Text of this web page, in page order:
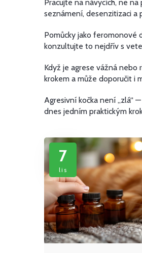
Pracujte na návycích, ne
seznámení, desenzitizaci a
Pomůcky jako feromonové
konzultujte to nejdřív s
Když je agrese vážná
krokem a může doporučit i
Agresivní kočka není „zlá“
dnes jedním praktickým
7
lis